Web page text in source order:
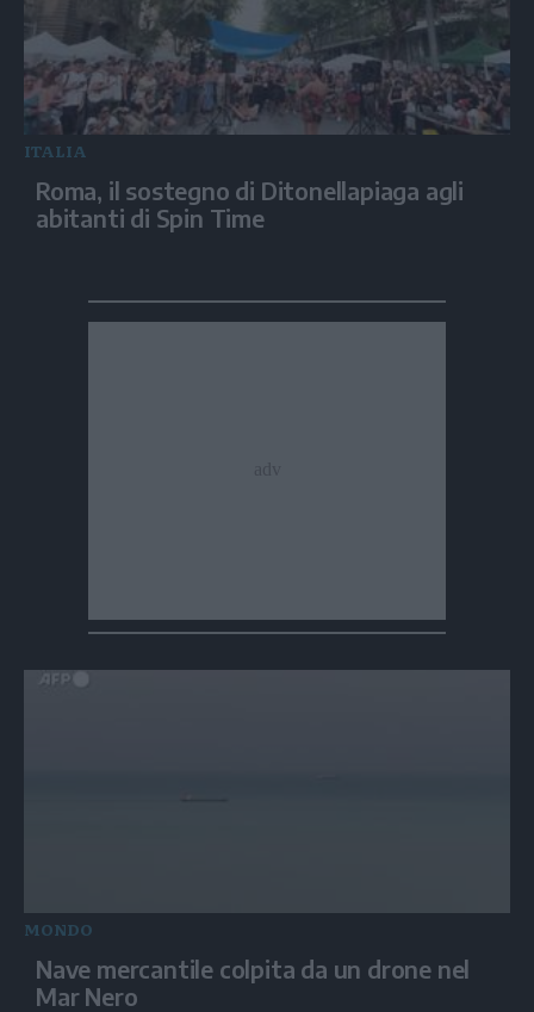
ITALIA
Roma, il sostegno di Ditonellapiaga agli
abitanti di Spin Time
MONDO
Nave mercantile colpita da un drone nel
Mar Nero